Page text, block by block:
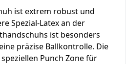
ist extrem robust und
Spezial-Latex an der
ist besonders
präzise Ballkontrolle. Die
Punch Zone für